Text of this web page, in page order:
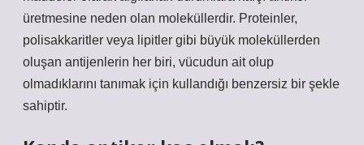
üretmesine neden olan moleküllerdir. Proteinler,
polisakkaritler veya lipitler gibi büyük moleküllerden
oluşan antijenlerin her biri, vücudun ait olup
olmadıklarını tanımak için kullandığı benzersiz bir şekle
sahiptir.